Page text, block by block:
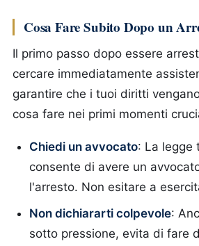
Cosa Fare Subito Dopo un
Il primo passo dopo essere
cercare immediatamente
garantire che i tuoi diritti
cosa fare nei primi momenti
Chiedi un avvocato: La legge
consente di avere un
l'arresto. Non esitare a
Non dichiararti colpevole:
sotto pressione, evita di fare